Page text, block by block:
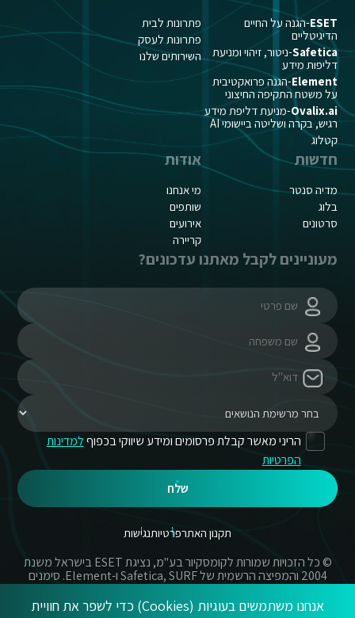
אנחנו משתמשים בעוגיות (Cookies) כדי לשפר את חוויית
ESET-הגנה על החיים
הדיגיטליים
Safetica-ניטור, זיהוי ומניעת
דליפות מידע
Element-הגנה פרואקטיבית
על משטח התקיפה החיצוני
Ovalix.ai-מניעת דליפת מידע
רגיש, בקרה ושליטה ביישומי AI
קטלוג
פתרונות לבית
פתרונות לעסק
השירותים שלנו
חדשות
מדיה סנטר
בלוג
סרטונים
אודות
מי אנחנו
שותפים
אירועים
קריירה
מעוניינים לקבל מאתנו עדכונים?
הריני מאשר קבלת פרסומים ומידע שיווקי בכפוףלמדינות
הפרטיות
שלח
תקנון האתרפרטיותנגישות
© כל הזכויות שמורות לקומסקיור בע"מ, נציגת ESET בישראל משנת
2004 והמפיצה הרשמית של Safetica, SURF ו-Element. סימנים
מסחריים אשר בשימוש באתר זה הינם סימנים מסחריים או מותגים
רשומים של החברות הרשומות.